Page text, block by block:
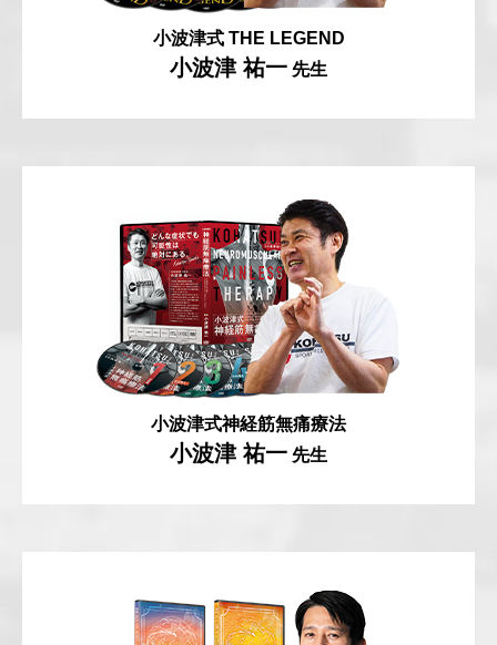
小波津式 THE LEGEND
小波津 祐一 先生
小波津式神経筋無痛療法
小波津 祐一 先生